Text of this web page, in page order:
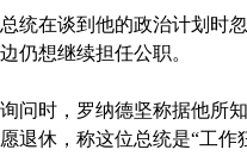
统在谈到他的政治计划时
仍想继续担任公职。
问时，罗纳德坚称据他所
退休，称这位总统是“工作